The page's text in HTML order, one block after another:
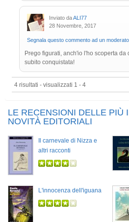
Inviato daALI77
28 Novembre, 2017
Segnala questo commento ad un
Prego figurati, anch'io l'ho scoperta
subito conquistata!
4 risultati - visualizzati 1 - 4
LE RECENSIONI DELLE PIÙ
NOVITÀ EDITORIALI
Il carnevale di Nizza e
altri racconti
L'innocenza dell'iguana